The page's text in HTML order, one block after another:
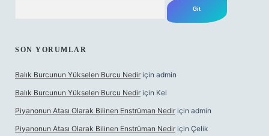
SON YORUMLAR
Balık Burcunun Yükselen Burcu Nedir için admin
Balık Burcunun Yükselen Burcu Nedir için Kel
Piyanonun Atası Olarak Bilinen Enstrüman Nedir için admin
Piyanonun Atası Olarak Bilinen Enstrüman Nedir için Çelik